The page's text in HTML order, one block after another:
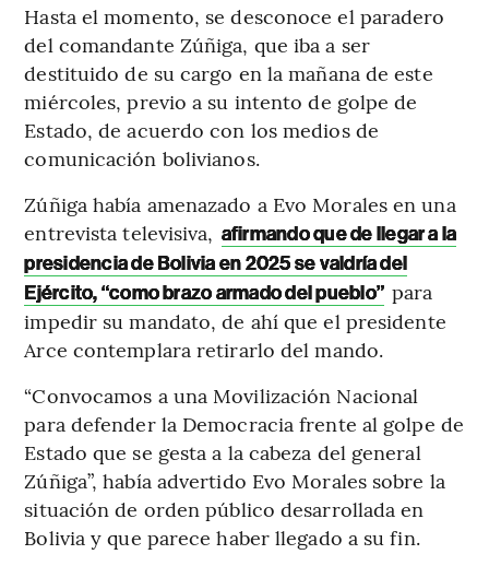
Hasta el momento, se desconoce el paradero
del comandante Zúñiga, que iba a ser
destituido de su cargo en la mañana de este
miércoles, previo a su intento de golpe de
Estado, de acuerdo con los medios de
comunicación bolivianos.
Zúñiga había amenazado a Evo Morales en una
entrevista televisiva, afirmando que de llegar a la
presidencia de Bolivia en 2025 se valdría del
Ejército, “como brazo armado del pueblo” para
impedir su mandato, de ahí que el presidente
Arce contemplara retirarlo del mando.
“Convocamos a una Movilización Nacional
para defender la Democracia frente al golpe de
Estado que se gesta a la cabeza del general
Zúñiga”, había advertido Evo Morales sobre la
situación de orden público desarrollada en
Bolivia y que parece haber llegado a su fin.